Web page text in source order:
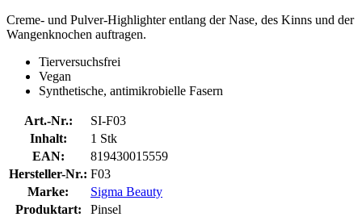
Creme- und Pulver-Highlighter entlang der Nase, des Kinns und der
Wangenknochen auftragen.
Tierversuchsfrei
Vegan
Synthetische, antimikrobielle Fasern
Art.-Nr.:
SI-F03
Inhalt:
1 Stk
EAN:
819430015559
Hersteller-Nr.: F03
Marke:
Sigma Beauty
Produktart:
Pinsel